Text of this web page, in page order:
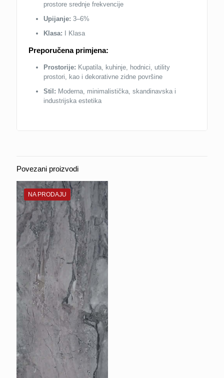
prostore srednje frekvencije
Upijanje: 3–6%
Klasa: I Klasa
Preporučena primjena:
Prostorije: Kupatila, kuhinje, hodnici, utility
prostori, kao i dekorativne zidne površine
Stil: Moderna, minimalistička, skandinavska i
industrijska estetika
Povezani proizvodi
NA PRODAJU